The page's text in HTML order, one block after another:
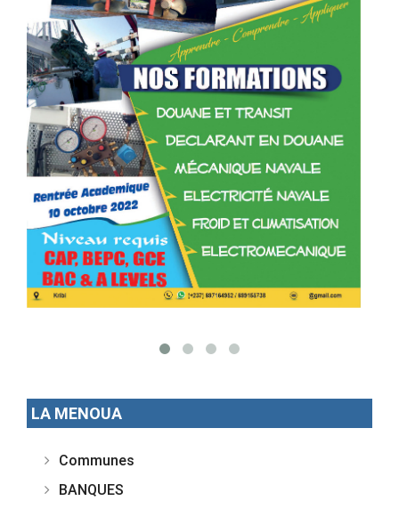
LA MENOUA
Communes
BANQUES